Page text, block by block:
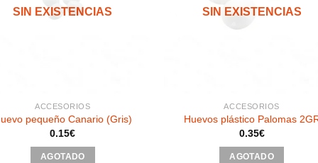
deseos
SIN EXISTENCIAS
ACCESORIOS
pequeño Canario (Gris)
0.15€
AGOTADO
SIN EXISTENCIAS
ACCESORIOS
Huevos plástico Palomas
0.35€
AGOTADO